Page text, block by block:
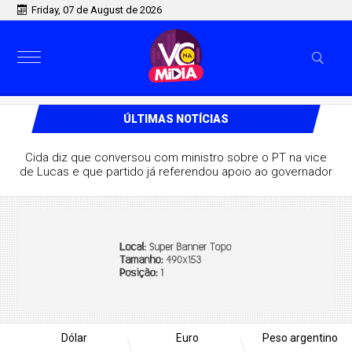
Friday, 07 de August de 2026
ÚLTIMAS NOTÍCIAS
Cida diz que conversou com ministro sobre o PT na vice
de Lucas e que partido já referendou apoio ao governador
Dólar
Euro
Peso argentino